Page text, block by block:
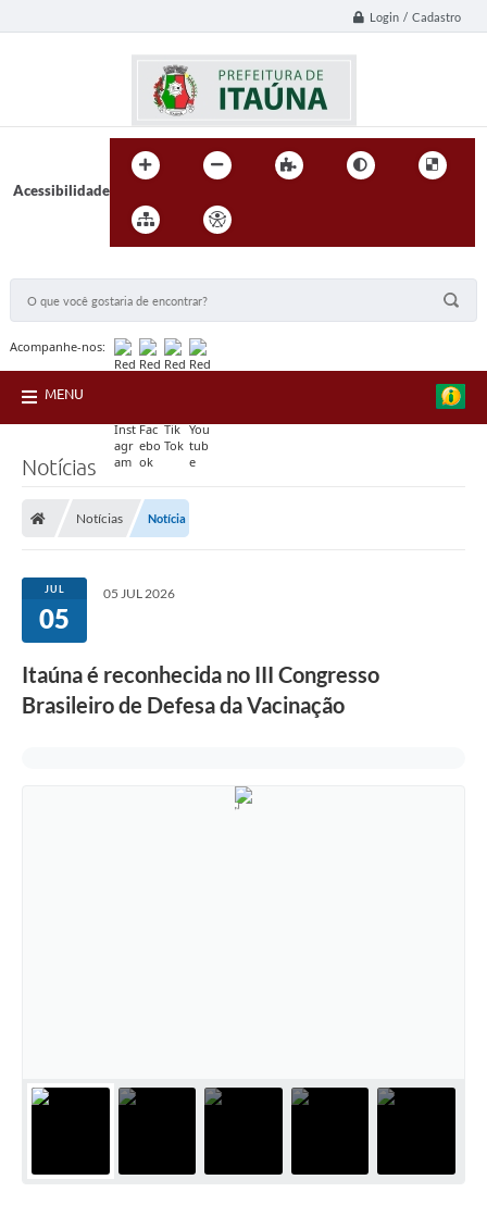
Login / Cadastro
Acessibilidade
Acompanhe-nos:
MENU
Notícias
Notícias Notícia
JUL
05
05 JUL 2026
Itaúna é reconhecida no III Congresso
Brasileiro de Defesa da Vacinação